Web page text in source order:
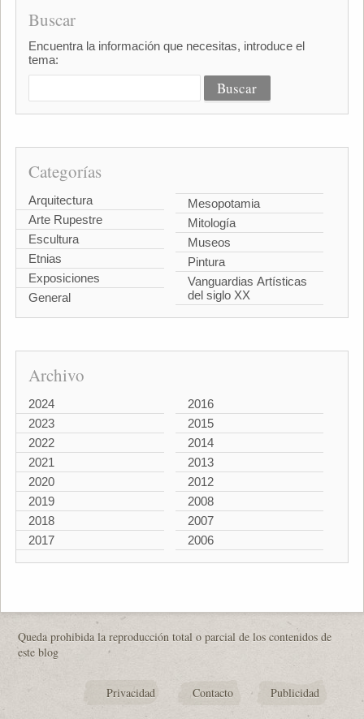
Buscar
Encuentra la información que necesitas, introduce el
tema:
Categorías
Arquitectura
Arte Rupestre
Escultura
Etnias
Exposiciones
General
Mesopotamia
Mitología
Museos
Pintura
Vanguardias Artísticas
del siglo XX
Archivo
2024
2023
2022
2021
2020
2019
2018
2017
2016
2015
2014
2013
2012
2008
2007
2006
Queda prohibida la reproducción total o parcial de los contenidos de
este blog
Privacidad Contacto Publicidad